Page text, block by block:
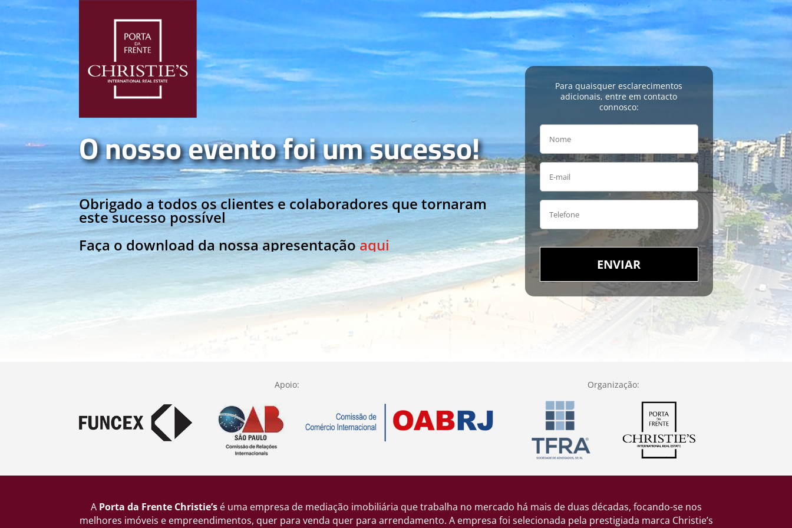
O nosso evento foi um sucesso!
Obrigado a todos os clientes e colaboradores que tornaram
este sucesso possível
Faça o download da nossa apresentaçãoaqui
Para quaisquer esclarecimentos
adicionais, entre em contacto
connosco:
ENVIAR
Apoio: Organização:
A Porta da Frente Christie’sé uma empresa de mediação imobiliária que trabalha no mercado há mais de duas décadas, focando-se nos
melhores imóveis e empreendimentos, quer para venda quer para arrendamento. A empresa foi selecionada pela prestigiada marca Christie’s